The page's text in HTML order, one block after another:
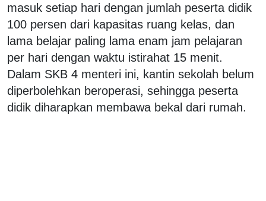
masuk setiap hari dengan jumlah peserta didik
100 persen dari kapasitas ruang kelas, dan
lama belajar paling lama enam jam pelajaran
per hari dengan waktu istirahat 15 menit.
Dalam SKB 4 menteri ini, kantin sekolah belum
diperbolehkan beroperasi, sehingga peserta
didik diharapkan membawa bekal dari rumah.